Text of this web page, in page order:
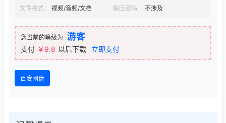
文件格式：
视频/音频/文档 解压密码： 不涉及
您当前的等级为 游客
支付 ￥9.8 以后下载 立即支付
百度网盘